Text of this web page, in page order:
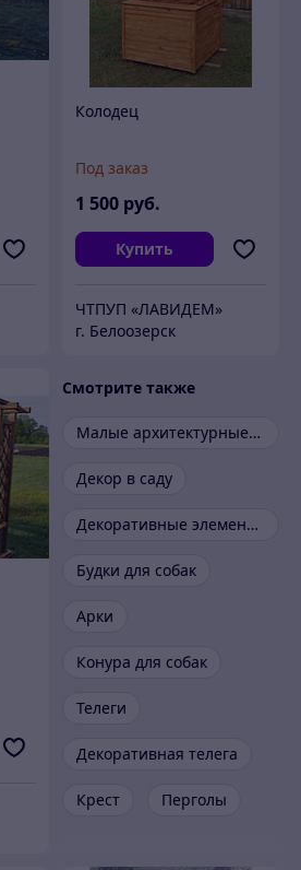
Колодец
Под заказ
1 500 руб.
Купить
ЧТПУП «ЛАВИДЕМ»
г. Белоозерск
Смотрите также
Малые архитектурные формы
Декор в саду
Декоративные элементы
Будки для собак
Арки
Конура для собак
Телеги
Декоративная телега
Крест Перголы